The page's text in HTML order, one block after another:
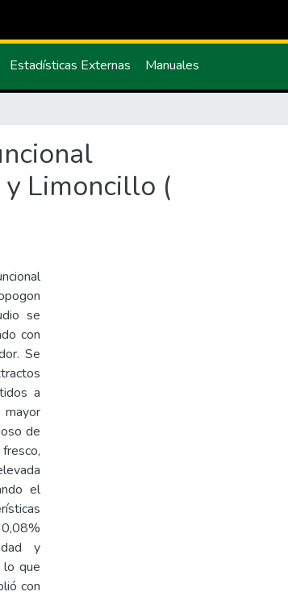
Estadísticas Externas Manuales
y Limoncillo (
se
con
Se
a
mayor
de
el
y
lo que
con